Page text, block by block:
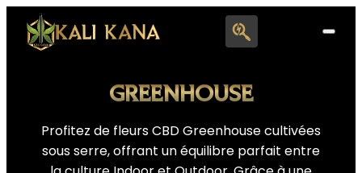
GREENHOUSE
Profitez de fleurs CBD Greenhouse cultivées
sous serre, offrant un équilibre parfait entre